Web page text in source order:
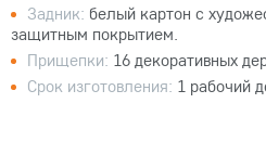
Задник: белый картон с
защитным покрытием.
Прищепки: 16 декоративных
Срок изготовления: 1 рабочий